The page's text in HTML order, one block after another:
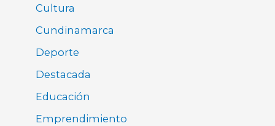
Cultura
Cundinamarca
Deporte
Destacada
Educación
Emprendimiento